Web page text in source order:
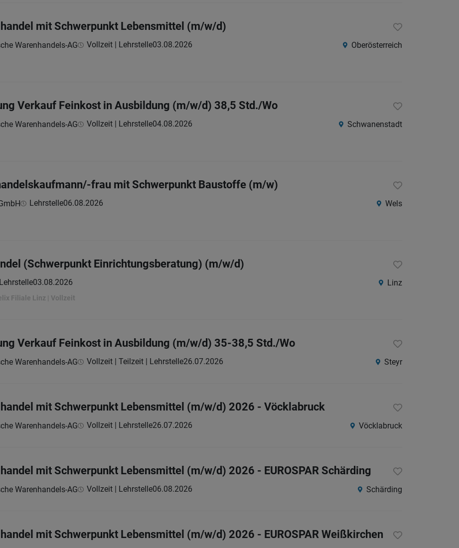
mit Schwerpunkt Lebensmittel (m/w/d)
Warenhandels-AG Vollzeit | Lehrstelle03.08.2026 Oberösterreich
Verkauf Feinkost in Ausbildung (m/w/d) 38,5 Std./Wo
Warenhandels-AG Vollzeit | Lehrstelle04.08.2026 Schwanenstadt
frau mit Schwerpunkt Baustoffe (m/w)
Lehrstelle06.08.2026 Wels
(Schwerpunkt Einrichtungsberatung) (m/w/d)
Lehrstelle03.08.2026 Linz
Filiale Linz | Vollzeit
Verkauf Feinkost in Ausbildung (m/w/d) 35-38,5 Std./Wo
Warenhandels-AG Vollzeit | Teilzeit | Lehrstelle26.07.2026 Steyr
mit Schwerpunkt Lebensmittel (m/w/d) 2026 - Vöcklabruck
Warenhandels-AG Vollzeit | Lehrstelle26.07.2026 Vöcklabruck
mit Schwerpunkt Lebensmittel (m/w/d) 2026 - EUROSPAR Schärding
Warenhandels-AG Vollzeit | Lehrstelle06.08.2026 Schärding
mit Schwerpunkt Lebensmittel (m/w/d) 2026 - EUROSPAR Weißkirchen